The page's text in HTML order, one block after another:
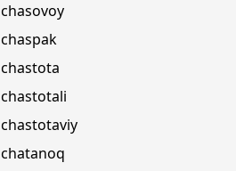
chasovoy
chaspak
chastota
chastotali
chastotaviy
chatanoq